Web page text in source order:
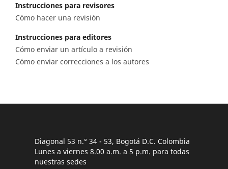
Instrucciones para revisores
Cómo hacer una revisión
Instrucciones para editores
Cómo enviar un artículo a revisión
Cómo enviar correcciones a los autores
Diagonal 53 n.° 34 - 53, Bogotá D.C. Colombia
Lunes a viernes 8.00 a.m. a 5 p.m. para todas
nuestras sedes